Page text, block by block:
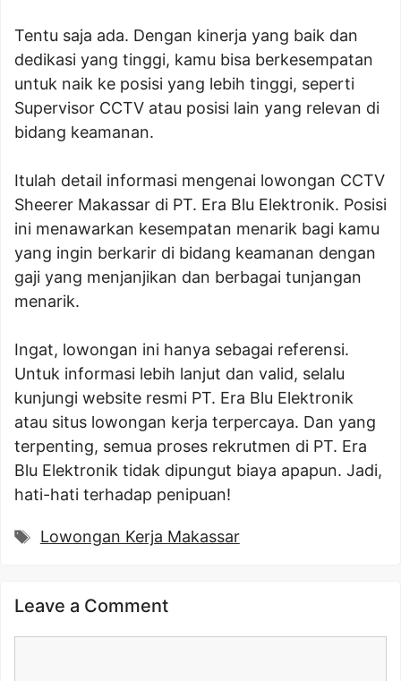
Tentu saja ada. Dengan kinerja yang baik dan
dedikasi yang tinggi, kamu bisa berkesempatan
untuk naik ke posisi yang lebih tinggi, seperti
Supervisor CCTV atau posisi lain yang relevan di
bidang keamanan.
Itulah detail informasi mengenai lowongan CCTV
Sheerer Makassar di PT. Era Blu Elektronik. Posisi
ini menawarkan kesempatan menarik bagi kamu
yang ingin berkarir di bidang keamanan dengan
gaji yang menjanjikan dan berbagai tunjangan
menarik.
Ingat, lowongan ini hanya sebagai referensi.
Untuk informasi lebih lanjut dan valid, selalu
kunjungi website resmi PT. Era Blu Elektronik
atau situs lowongan kerja terpercaya. Dan yang
terpenting, semua proses rekrutmen di PT. Era
Blu Elektronik tidak dipungut biaya apapun. Jadi,
hati-hati terhadap penipuan!
Tags
Lowongan Kerja Makassar
Leave a Comment